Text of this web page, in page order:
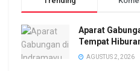
Aparat
Tempat
AGUSTUS 2, 2026